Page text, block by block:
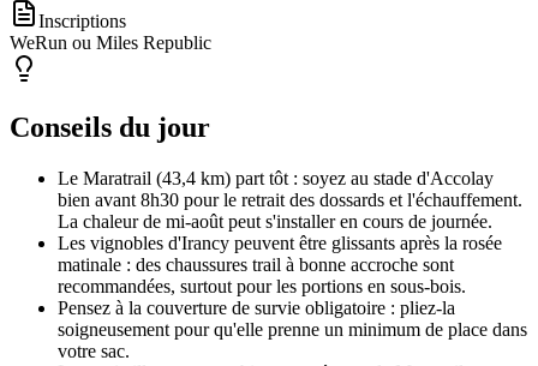
Inscriptions
WeRun ou Miles Republic
Conseils du jour
Le Maratrail (43,4 km) part tôt : soyez au stade d'Accolay
bien avant 8h30 pour le retrait des dossards et l'échauffement.
La chaleur de mi-août peut s'installer en cours de journée.
Les vignobles d'Irancy peuvent être glissants après la rosée
matinale : des chaussures trail à bonne accroche sont
recommandées, surtout pour les portions en sous-bois.
Pensez à la couverture de survie obligatoire : pliez-la
soigneusement pour qu'elle prenne un minimum de place dans
votre sac.